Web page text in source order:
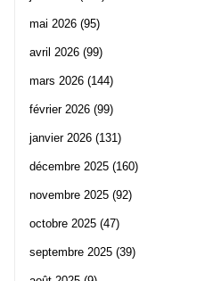
mai 2026 (95)
avril 2026 (99)
mars 2026 (144)
février 2026 (99)
janvier 2026 (131)
décembre 2025 (160)
novembre 2025 (92)
octobre 2025 (47)
septembre 2025 (39)